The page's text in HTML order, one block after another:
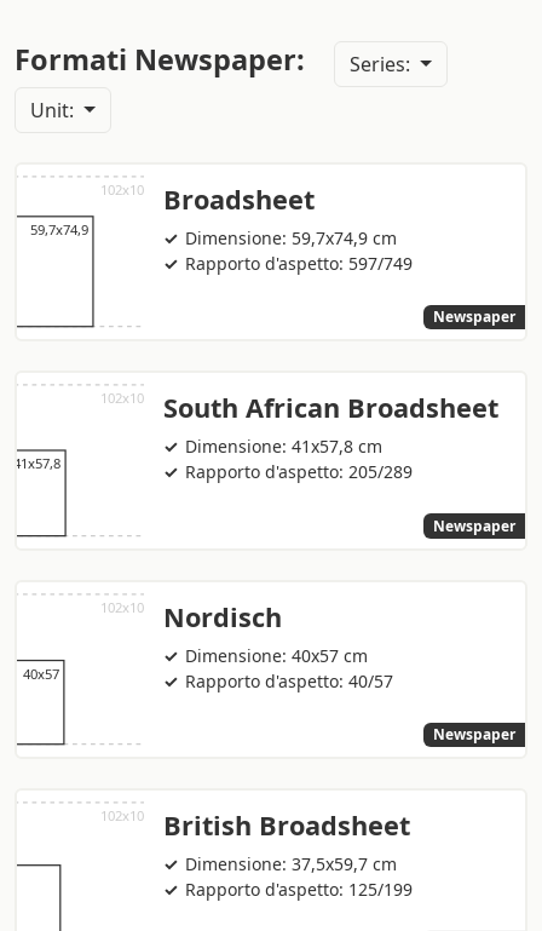
Formati Newspaper:
Series:
Unit:
Broadsheet
Dimensione: 59,7x74,9 cm
Rapporto d'aspetto: 597/749
Newspaper
South African Broadsheet
Dimensione: 41x57,8 cm
Rapporto d'aspetto: 205/289
Newspaper
Nordisch
Dimensione: 40x57 cm
Rapporto d'aspetto: 40/57
Newspaper
British Broadsheet
Dimensione: 37,5x59,7 cm
Rapporto d'aspetto: 125/199